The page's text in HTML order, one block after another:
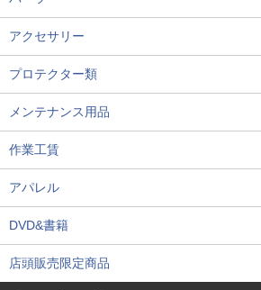
アクセサリー
プロテクター類
メンテナンス用品
作業工賃
アパレル
DVD&書籍
店頭販売限定商品